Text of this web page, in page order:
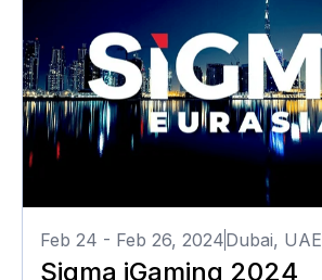
Feb 24 - Feb 26, 2024Dubai, UAE
Sigma iGaming 2024